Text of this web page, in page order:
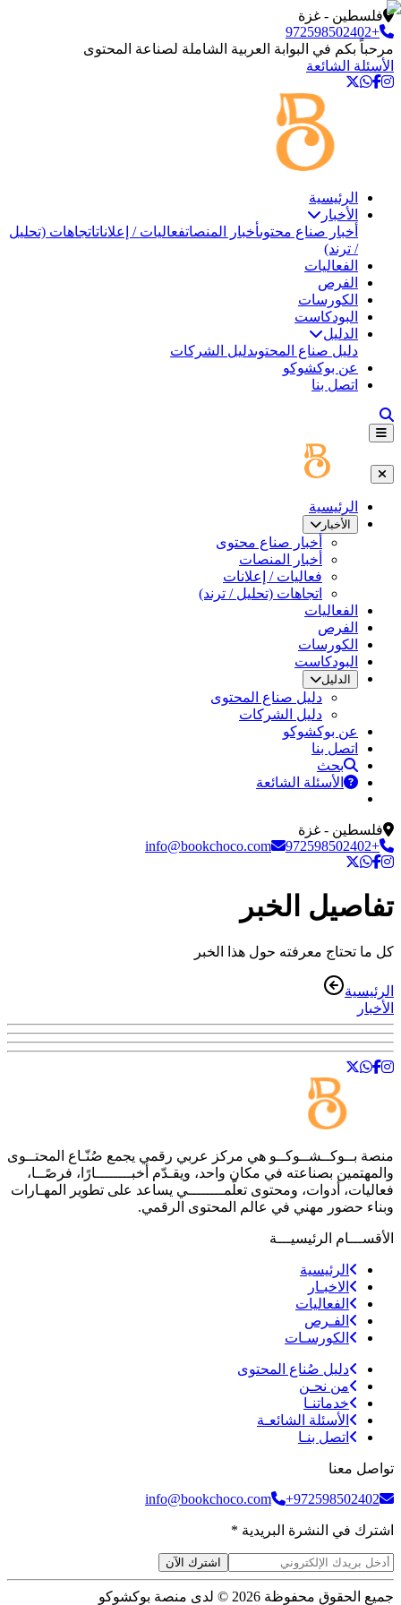
فلسطين - غزة
+972598502402
مرحباً بكم في البوابة العربية الشاملة لصناعة المحتوى
الأسئلة الشائعة
الرئيسية
الأخبار
أخبار صناع محتوىأخبار المنصاتفعاليات / إعلاناتاتجاهات (تحليل
/ ترند)
الفعاليات
الفرص
الكورسات
البودكاست
الدليل
دليل صناع المحتوىدليل الشركات
عن بوكشوكو
اتصل بنا
الرئيسية
الأخبار
أخبار صناع محتوى
أخبار المنصات
فعاليات / إعلانات
اتجاهات (تحليل / ترند)
الفعاليات
الفرص
الكورسات
البودكاست
الدليل
دليل صناع المحتوى
دليل الشركات
عن بوكشوكو
اتصل بنا
بحث
الأسئلة الشائعة
فلسطين - غزة
+972598502402
info@bookchoco.com
تفاصيل الخبر
كل ما تحتاج معرفته حول هذا الخبر
الرئيسية
الأخبار
منصة بــوكــشــوكــو هي مركز عربي رقمي يجمع صُنّـاع المحتــوى
والمهتمين بصناعته في مكان واحد، ويقـدّم أخبــــــــارًا، فرصًــا،
فعاليات، أدوات، ومحتوى تعلّمــــــــي يساعد على تطوير المهـارات
وبناء حضور مهني في عالم المحتوى الرقمي.
الأقســـام الرئيسيـــة
الرئيسية
الاخبـار
الفعاليات
الفـرص
الكورسـات
دليل صُناع المحتوى
من نحـن
خدماتنـا
الأسئلة الشائعـة
اتصل بنـا
تواصل معنا
info@bookchoco.com
+972598502402
اشترك في النشرة البريدية *
اشترك الآن
جميع الحقوق محفوظة 2026 © لدى منصة بوكشوكو